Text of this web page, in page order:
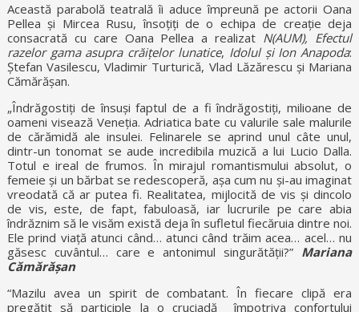
Această parabolă teatrală îi aduce împreună pe actorii Oana
Pellea și Mircea Rusu, însoțiți de o echipa de creație deja
consacrată cu care Oana Pellea a realizat N(AUM), Efectul
razelor gama asupra crăițelor lunatice, Idolul și Ion Anapoda:
Ștefan Vasilescu, Vladimir Turturică, Vlad Lăzărescu și Mariana
Cămărășan.
„Îndrăgostiți de însuși faptul de a fi îndrăgostiți, milioane de
oameni visează Veneția. Adriatica bate cu valurile sale malurile
de cărămidă ale insulei. Felinarele se aprind unul câte unul,
dintr-un tonomat se aude incredibila muzică a lui Lucio Dalla.
Totul e ireal de frumos. În mirajul romantismului absolut, o
femeie și un bărbat se redescoperă, așa cum nu și-au imaginat
vreodată că ar putea fi. Realitatea, mijlocită de vis și dincolo
de vis, este, de fapt, fabuloasă, iar lucrurile pe care abia
îndrăznim să le visăm există deja în sufletul fiecăruia dintre noi.
Ele prind viață atunci când… atunci când trăim acea… acel… nu
găsesc cuvântul… care e antonimul singurătății?” Mariana
Cămărășan
“Mazilu avea un spirit de combatant. În fiecare clipă era
pregătit să participle la o cruciadă împotriva confortului